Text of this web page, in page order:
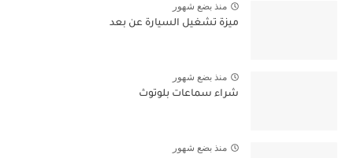
منذ بضع شهور
ميزة تشغيل السيارة عن بعد
منذ بضع شهور
شراء سماعات بلوتوث
منذ بضع شهور